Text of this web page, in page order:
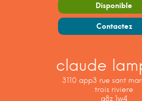
Disponible
Contactez
claude
3110 app3 rue sant
trois riviere
g8z 1w4